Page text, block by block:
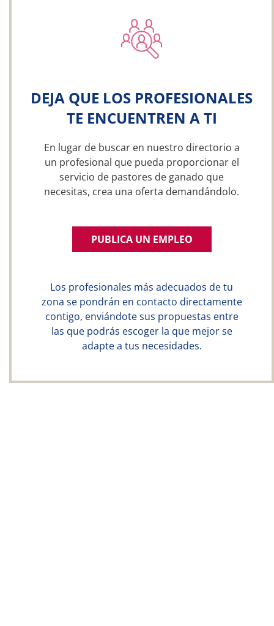
DEJA QUE LOS PROFESIONALES
TE ENCUENTREN A TI
En lugar de buscar en nuestro directorio a
un profesional que pueda proporcionar el
servicio de pastores de ganado que
necesitas, crea una oferta demandándolo.
PUBLICA UN EMPLEO
Los profesionales más adecuados de tu
zona se pondrán en contacto directamente
contigo, enviándote sus propuestas entre
las que podrás escoger la que mejor se
adapte a tus necesidades.